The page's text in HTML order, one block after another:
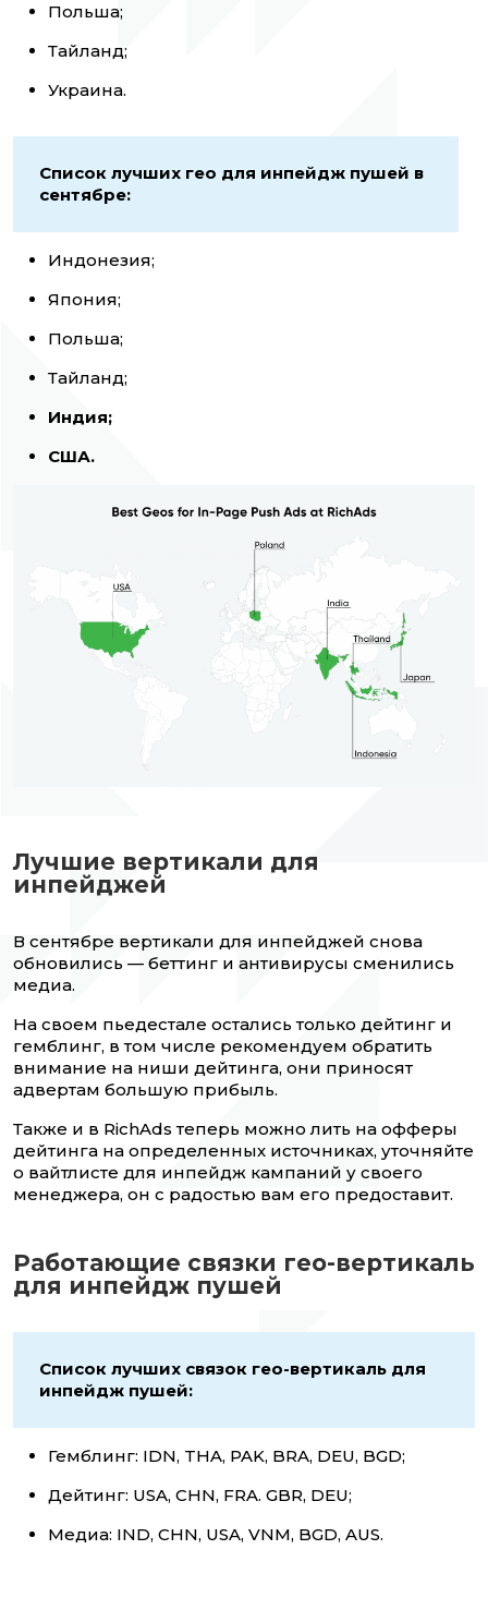
Польша;
Тайланд;
Украина.
Список лучших гео для инпейдж пушей в
сентябре:
Индонезия;
Япония;
Польша;
Тайланд;
Индия;
США.
Лучшие вертикали для
инпейджей
В сентябре вертикали для инпейджей снова
обновились — беттинг и антивирусы сменились
медиа.
На своем пьедестале остались только дейтинг и
гемблинг, в том числе рекомендуем обратить
внимание на ниши дейтинга, они приносят
адвертам большую прибыль.
Также и в RichAds теперь можно лить на офферы
дейтинга на определенных источниках, уточняйте
о вайтлисте для инпейдж кампаний у своего
менеджера, он с радостью вам его предоставит.
Работающие связки гео-вертикаль
для инпейдж пушей
Список лучших связок гео-вертикаль для
инпейдж пушей:
Гемблинг: IDN, THA, PAK, BRA, DEU, BGD;
Дейтинг: USA, CHN, FRA. GBR, DEU;
Медиа: IND, CHN, USA, VNM, BGD, AUS.